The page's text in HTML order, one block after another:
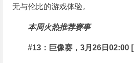
无与伦比的游戏体验。
本周火热推荐赛事
#13：巨像赛，3月26日02:00